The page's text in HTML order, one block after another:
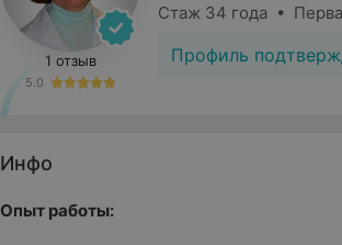
1 отзыв
5.0
Стаж 34 года •
Профиль
Инфо
Опыт работы: